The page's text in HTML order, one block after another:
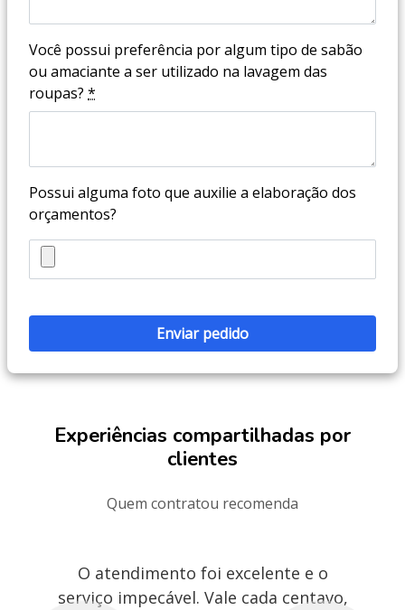
Você possui preferência por algum tipo de sabão
ou amaciante a ser utilizado na lavagem das
roupas? *
Possui alguma foto que auxilie a elaboração dos
orçamentos?
Experiências compartilhadas por
clientes
Quem contratou recomenda
O atendimento foi excelente e o
serviço impecável. Vale cada centavo,